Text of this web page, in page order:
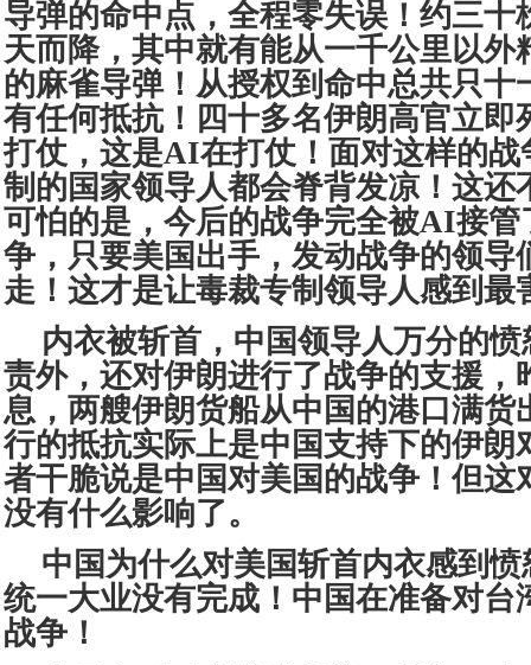
导弹的命中点，全程零失误！约三十
天而降，其中就有能从一千公里以外
的麻雀导弹！从授权到命中总共只十
有任何抵抗！四十多名伊朗高官立即
打仗，这是AI在打仗！面对这样的战
制的国家领导人都会脊背发凉！这还
可怕的是，今后的战争完全被AI接管
争，只要美国出手，发动战争的领导
走！这才是让毒裁专制领导人感到最
内衣被斩首，中国领导人万分的
责外，还对伊朗进行了战争的支援，
息，两艘伊朗货船从中国的港口满货
行的抵抗实际上是中国支持下的伊朗
者干脆说是中国对美国的战争！但这
没有什么影响了。
中国为什么对美国斩首内衣感到
统一大业没有完成！中国在准备对台
战争！